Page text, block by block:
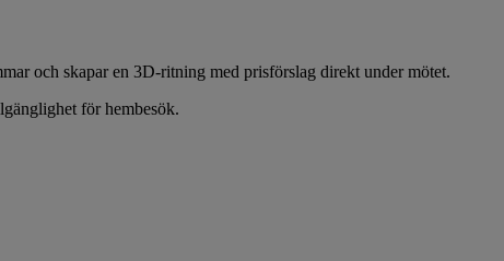
och skapar en 3D-ritning med prisförslag direkt under mötet.
för hembesök.